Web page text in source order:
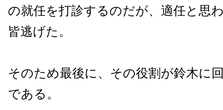
の就任を打診するのだが、適任と思
皆逃げた。
そのため最後に、その役割が鈴木に
である。